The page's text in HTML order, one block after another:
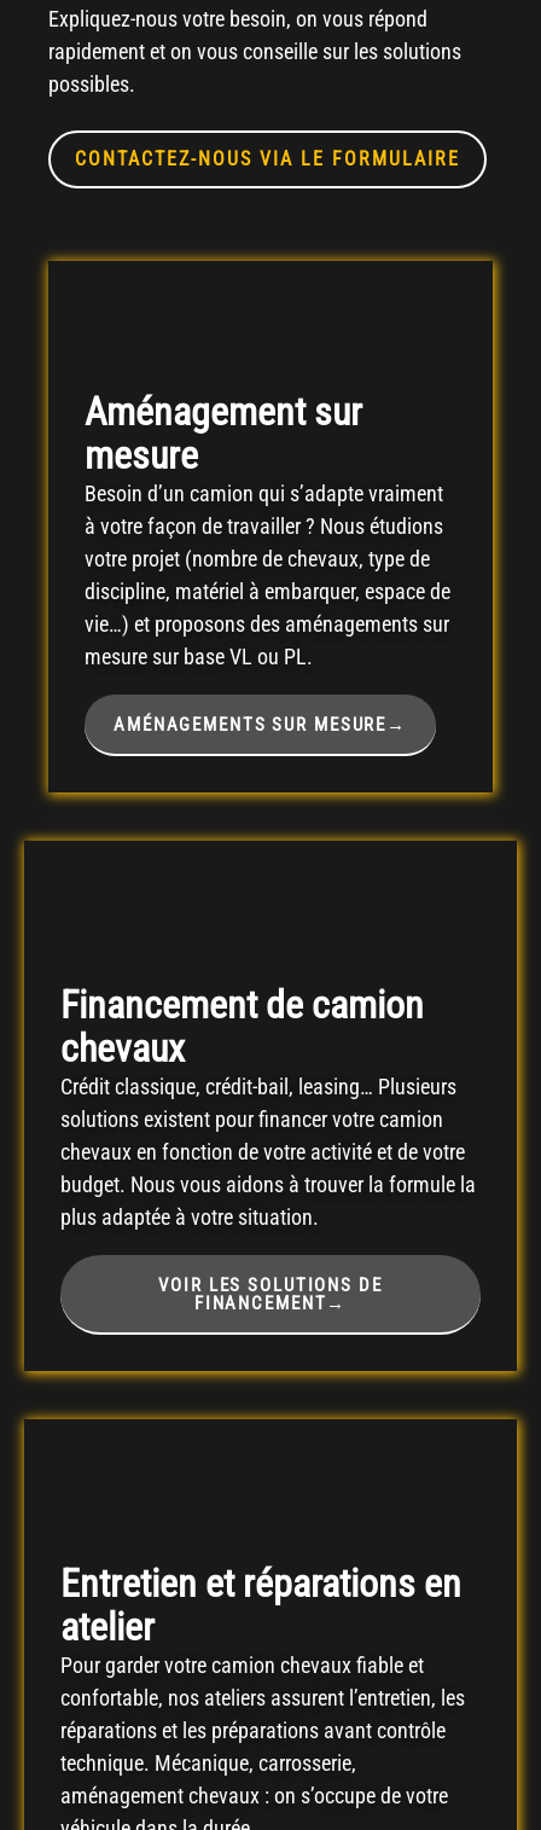
Aménagement sur
mesure
Besoin d’un camion qui s’adapte vraiment
à votre façon de travailler ? Nous étudions
votre projet (nombre de chevaux, type de
discipline, matériel à embarquer, espace de
vie…) et proposons des aménagements sur
mesure sur base VL ou PL.
AMÉNAGEMENTS SUR MESURE→
Expliquez-nous votre besoin, on vous répond
rapidement et on vous conseille sur les solutions
possibles.
CONTACTEZ-NOUS VIA LE FORMULAIRE
Financement de camion
chevaux
Crédit classique, crédit-bail, leasing… Plusieurs
solutions existent pour financer votre camion
chevaux en fonction de votre activité et de votre
budget. Nous vous aidons à trouver la formule la
plus adaptée à votre situation.
VOIR LES SOLUTIONS DE
FINANCEMENT→
Entretien et réparations en
atelier
Pour garder votre camion chevaux fiable et
confortable, nos ateliers assurent l’entretien, les
réparations et les préparations avant contrôle
technique. Mécanique, carrosserie,
aménagement chevaux : on s’occupe de votre